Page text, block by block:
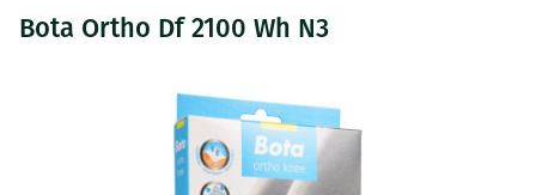
Bota Ortho Df 2100 Wh N3